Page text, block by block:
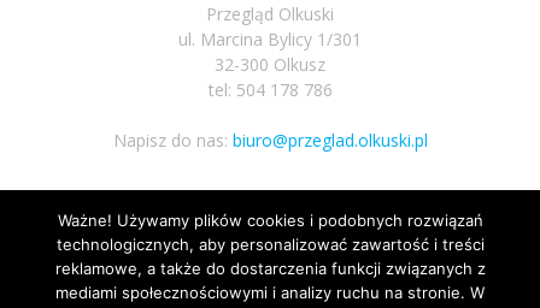
Przegląd Olkuski
ul. Marcina Bylicy 1/301
32-300 Olkusz
tel: 504 178 786
Napisz do nas: biuro@przeglad.olkuski.pl
Podążaj za nami
Ważne! Używamy plików cookies i podobnych rozwiązań
technologicznych, aby personalizować zawartość i treści
reklamowe, a także do dostarczenia funkcji związanych z
mediami społecznościowymi i analizy ruchu na stronie. W